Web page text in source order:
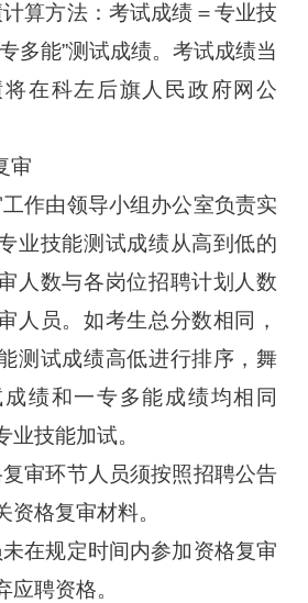
算方法：考试成绩＝专业技
多能”测试成绩。考试成绩当
在科左后旗人民政府网公
审
作由领导小组办公室负责实
业技能测试成绩从高到低的
人数与各岗位招聘计划人数
人员。如考生总分数相同，
测试成绩高低进行排序，舞
绩和一专多能成绩均相同
业技能加试。
审环节人员须按照招聘公告
格复审材料。
在规定时间内参加资格复审
应聘资格。